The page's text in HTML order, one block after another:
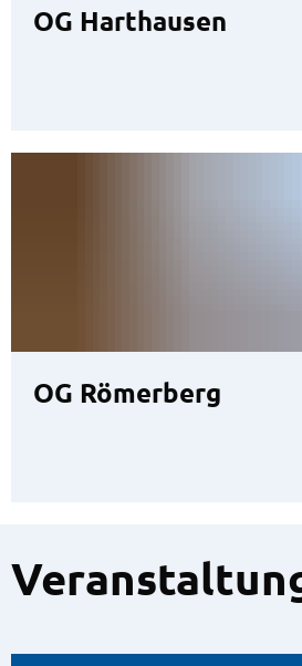
OG Harthausen
OG Römerberg